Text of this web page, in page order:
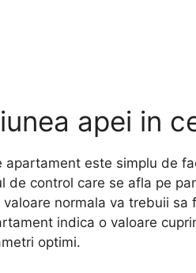
apei in
este simplu de
de control care se afla pe
normala va trebuii sa
indica o valoare
optimi.